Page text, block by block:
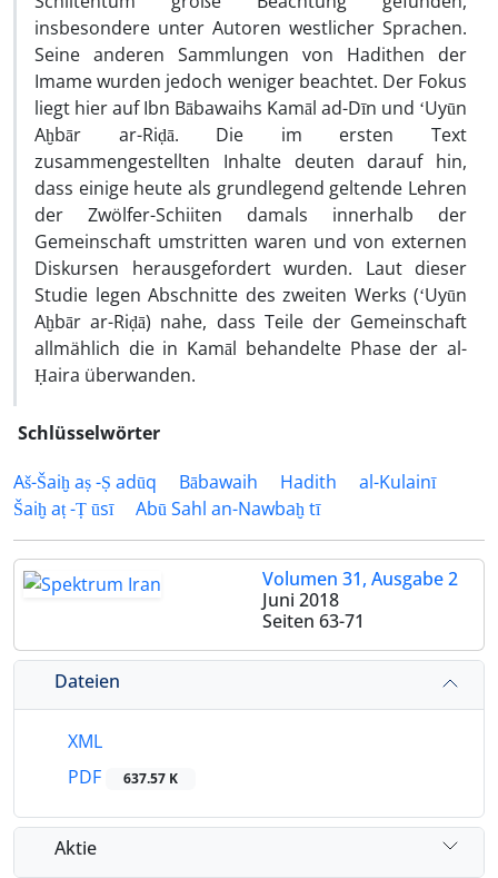
insbesondere unter Autoren westlicher Sprachen.
Seine anderen Sammlungen von Hadithen der
Imame wurden jedoch weniger beachtet. Der Fokus
liegt hier auf Ibn Bābawaihs Kamāl ad-Dīn und ʻUyūn
Aḫbār ar-Riḍā. Die im ersten Text
zusammengestellten Inhalte deuten darauf hin,
dass einige heute als grundlegend geltende Lehren
der Zwölfer-Schiiten damals innerhalb der
Gemeinschaft umstritten waren und von externen
Diskursen herausgefordert wurden. Laut dieser
Studie legen Abschnitte des zweiten Werks (ʻUyūn
Aḫbār ar-Riḍā) nahe, dass Teile der Gemeinschaft
allmählich die in Kamāl behandelte Phase der al-
Ḥaira überwanden.
Schlüsselwörter
Aš-Šaiḫ aṣ -Ṣ adūq
Bābawaih Hadith
al-Kulainī
Šaiḫ aṭ -Ṭ ūsī
Abū Sahl an-Nawbaḫ tī
Volumen 31, Ausgabe 2
Juni 2018
Seiten 63-71
Dateien
XML
PDF
637.57 K
Aktie